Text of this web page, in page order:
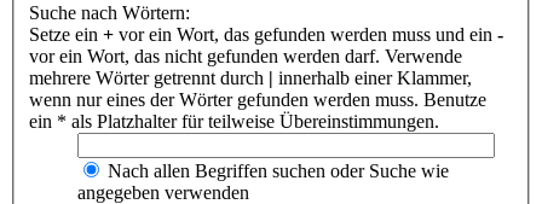
Suche nach Wörtern:
Setze ein + vor ein Wort, das gefunden werden muss und ein -
vor ein Wort, das nicht gefunden werden darf. Verwende
mehrere Wörter getrennt durch | innerhalb einer Klammer,
wenn nur eines der Wörter gefunden werden muss. Benutze
ein * als Platzhalter für teilweise Übereinstimmungen.
Nach allen Begriffen suchen oder Suche wie
angegeben verwenden